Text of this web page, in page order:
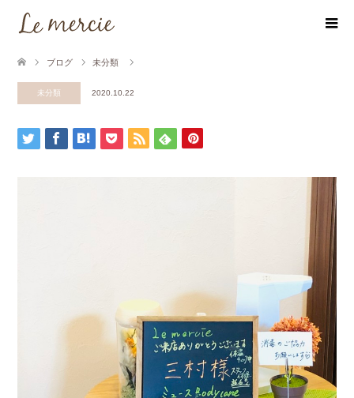
ブログ 未分類
未分類 2020.10.22